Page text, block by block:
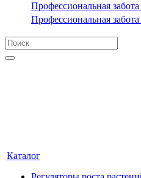
Профессиональная
Профессиональная
Каталог